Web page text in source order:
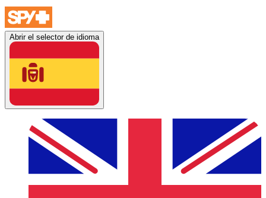
Abrir el selector de idioma